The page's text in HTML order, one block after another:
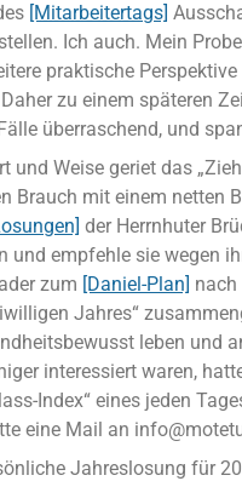
[Mitarbeitertags]
Ich auch. Mein
praktische
zu einem späteren
überraschend, und
und Weise geriet das
Brauch mit einem netten
der Herrnhuter
und empfehle sie wegen
zum [Daniel-Plan] nach
Jahres“
leben und
interessiert waren,
Index“ eines jeden
eine Mail an
Jahreslosung für